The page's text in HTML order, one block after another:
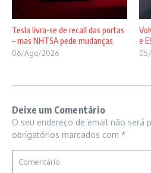
Tesla livra-se de recall das portas
– mas NHTSA pede mudanças
06/Ago/2026
e
Deixe um Comentário
O seu endereço de email não será
obrigatórios marcados com *